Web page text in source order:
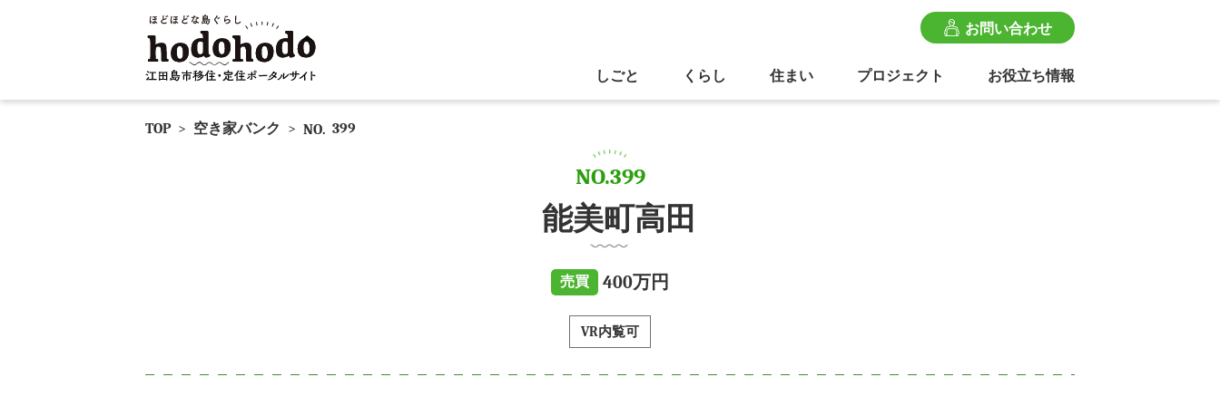
お問い合わせ
しごと くらし 住まい プロジェクト お役立ち情報
TOP> 空き家バンク > 399
NO.399
能美町高田
売買 400万円
VR内覧可